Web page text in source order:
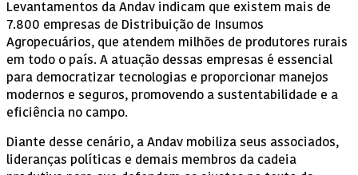
Levantamentos da Andav indicam que existem mais de
7.800 empresas de Distribuição de Insumos
Agropecuários, que atendem milhões de produtores rurais
em todo o país. A atuação dessas empresas é essencial
para democratizar tecnologias e proporcionar manejos
modernos e seguros, promovendo a sustentabilidade e a
eficiência no campo.
Diante desse cenário, a Andav mobiliza seus associados,
lideranças políticas e demais membros da cadeia